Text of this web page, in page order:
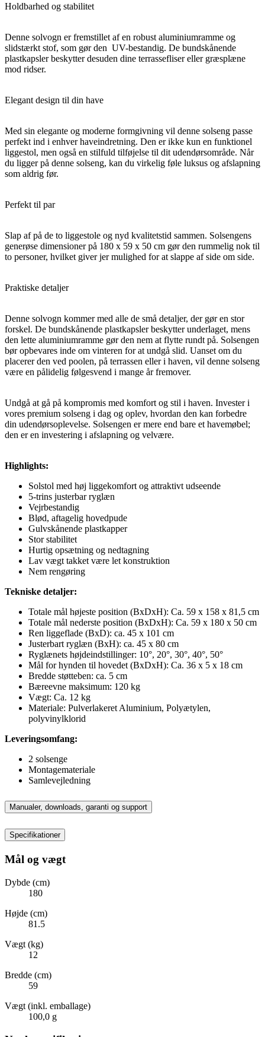
Holdbarhed og stabilitet
Denne solvogn er fremstillet af en robust aluminiumramme og
slidstærkt stof, som gør den UV-bestandig. De bundskånende
plastkapsler beskytter desuden dine terrassefliser eller græsplæne
mod ridser.
Elegant design til din have
Med sin elegante og moderne formgivning vil denne solseng passe
perfekt ind i enhver haveindretning. Den er ikke kun en funktionel
liggestol, men også en stilfuld tilføjelse til dit udendørsområde. Når
du ligger på denne solseng, kan du virkelig føle luksus og afslapning
som aldrig før.
Perfekt til par
Slap af på de to liggestole og nyd kvalitetstid sammen. Solsengens
generøse dimensioner på 180 x 59 x 50 cm gør den rummelig nok til
to personer, hvilket giver jer mulighed for at slappe af side om side.
Praktiske detaljer
Denne solvogn kommer med alle de små detaljer, der gør en stor
forskel. De bundskånende plastkapsler beskytter underlaget, mens
den lette aluminiumramme gør den nem at flytte rundt på. Solsengen
bør opbevares inde om vinteren for at undgå slid. Uanset om du
placerer den ved poolen, på terrassen eller i haven, vil denne solseng
være en pålidelig følgesvend i mange år fremover.
Undgå at gå på kompromis med komfort og stil i haven. Invester i
vores premium solseng i dag og oplev, hvordan den kan forbedre
din udendørsoplevelse. Solsengen er mere end bare et havemøbel;
den er en investering i afslapning og velvære.
Highlights:
Solstol med høj liggekomfort og attraktivt udseende
5-trins justerbar ryglæn
Vejrbestandig
Blød, aftagelig hovedpude
Gulvskånende plastkapper
Stor stabilitet
Hurtig opsætning og nedtagning
Lav vægt takket være let konstruktion
Nem rengøring
Tekniske detaljer:
Totale mål højeste position (BxDxH): Ca. 59 x 158 x 81,5 cm
Totale mål nederste position (BxDxH): Ca. 59 x 180 x 50 cm
Ren liggeflade (BxD): ca. 45 x 101 cm
Justerbart ryglæn (BxH): ca. 45 x 80 cm
Ryglænets højdeindstillinger: 10°, 20°, 30°, 40°, 50°
Mål for hynden til hovedet (BxDxH): Ca. 36 x 5 x 18 cm
Bredde støtteben: ca. 5 cm
Bæreevne maksimum: 120 kg
Vægt: Ca. 12 kg
Materiale: Pulverlakeret Aluminium, Polyætylen,
polyvinylklorid
Leveringsomfang:
2 solsenge
Montagemateriale
Samlevejledning
Manualer, downloads, garanti og support
Specifikationer
Mål og vægt
Dybde (cm)
180
Højde (cm)
81.5
Vægt (kg)
12
Bredde (cm)
59
Vægt (inkl. emballage)
100,0 g